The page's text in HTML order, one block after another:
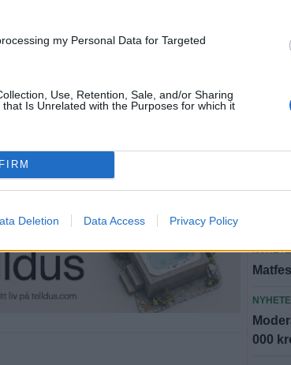
my Personal Data for Targeted
Use, Retention, Sale, and/or Sharing
Is Unrelated with the Purposes for which it
Deletion Data Access Privacy Policy
efter
000